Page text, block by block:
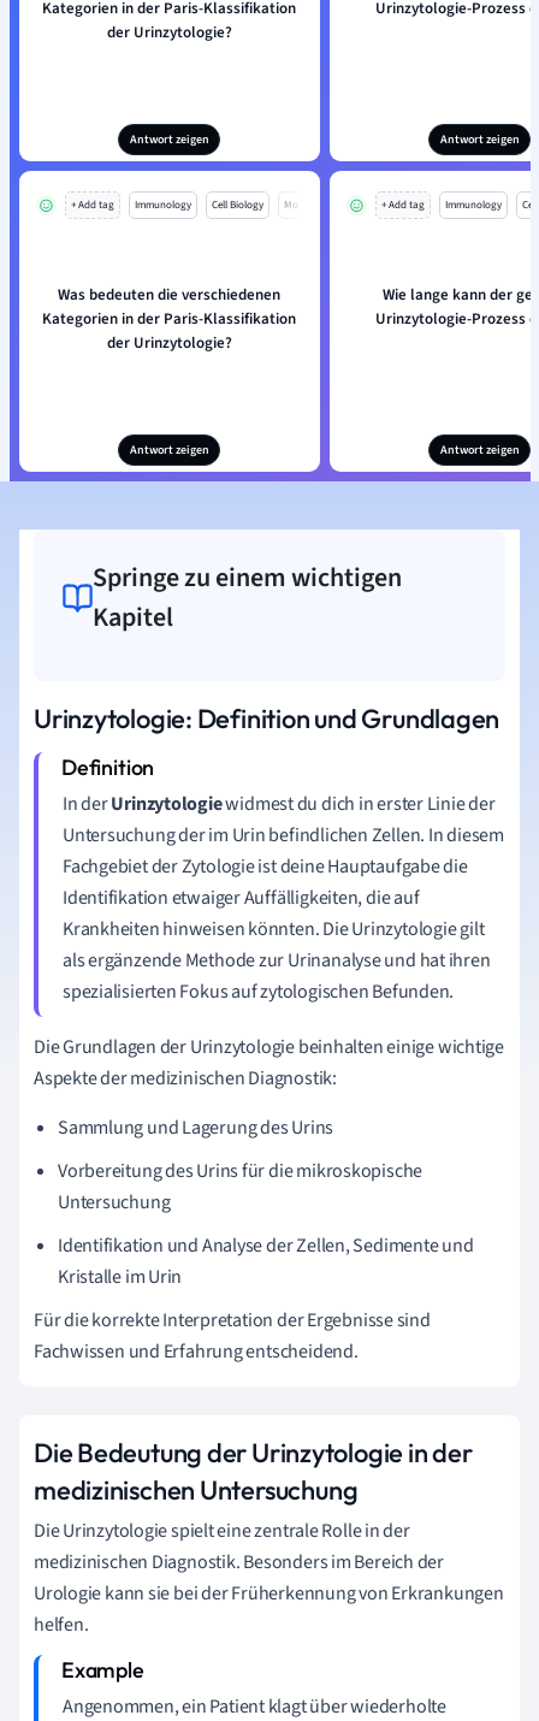
Kategorien in der Paris-Klassifikation
der Urinzytologie?
Antwort zeigen
Urinzytologie-Prozess
Antwort zeigen
+ Add tag Immunology Cell Biology Mo
Was bedeuten die verschiedenen
Kategorien in der Paris-Klassifikation
der Urinzytologie?
Antwort zeigen
+ Add tag Immunology
Wie lange kann der
Urinzytologie-Prozess
Antwort zeigen
Springe zu einem wichtigen
Kapitel
Urinzytologie: Definition und Grundlagen
In derUrinzytologiewidmest du dich in erster Linie der
Untersuchung der im Urin befindlichen Zellen. In diesem
Fachgebiet der Zytologie ist deine Hauptaufgabe die
Identifikation etwaiger Auffälligkeiten, die auf
Krankheiten hinweisen könnten. Die Urinzytologie gilt
als ergänzende Methode zur Urinanalyse und hat ihren
spezialisierten Fokus auf zytologischen Befunden.
Die Grundlagen der Urinzytologie beinhalten einige wichtige
Aspekte der medizinischen Diagnostik:
Sammlung und Lagerung des Urins
Vorbereitung des Urins für die mikroskopische
Untersuchung
Identifikation und Analyse der Zellen, Sedimente und
Kristalle im Urin
Für die korrekte Interpretation der Ergebnisse sind
Fachwissen und Erfahrung entscheidend.
Die Bedeutung der Urinzytologie in der
medizinischen Untersuchung
Die Urinzytologie spielt eine zentrale Rolle in der
medizinischen Diagnostik. Besonders im Bereich der
Urologie kann sie bei der Früherkennung von Erkrankungen
helfen.
Angenommen, ein Patient klagt über wiederholte